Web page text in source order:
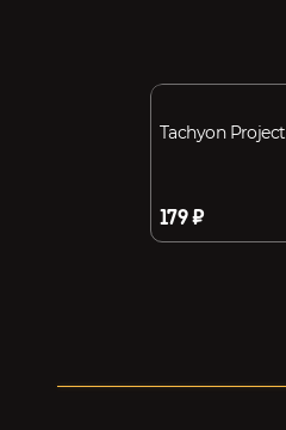
Tachyon Project
179 ₽